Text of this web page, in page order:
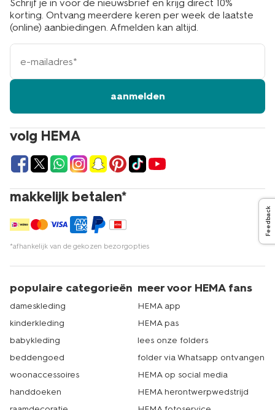
volg HEMA
makkelijk betalen*
*afhankelijk van de gekozen bezorgopties
Schrijf je in voor de nieuwsbrief en krijg direct 10%
korting. Ontvang meerdere keren per week de laatste
(online) aanbiedingen. Afmelden kan altijd.
e-
mailadres
aanmelden
populaire categorieën
dameskleding
kinderkleding
babykleding
beddengoed
woonaccessoires
handdoeken
meer voor HEMA fans
HEMA app
HEMA pas
lees onze folders
folder via Whatsapp ontvangen
HEMA op social media
HEMA herontwerpwedstrijd
Feedback